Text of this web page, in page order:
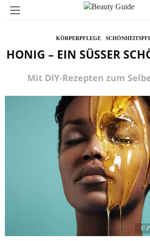
KÖRPERPFLEGE
HONIG – EIN SÜSSER
Mit DIY-Rezepten zum
©